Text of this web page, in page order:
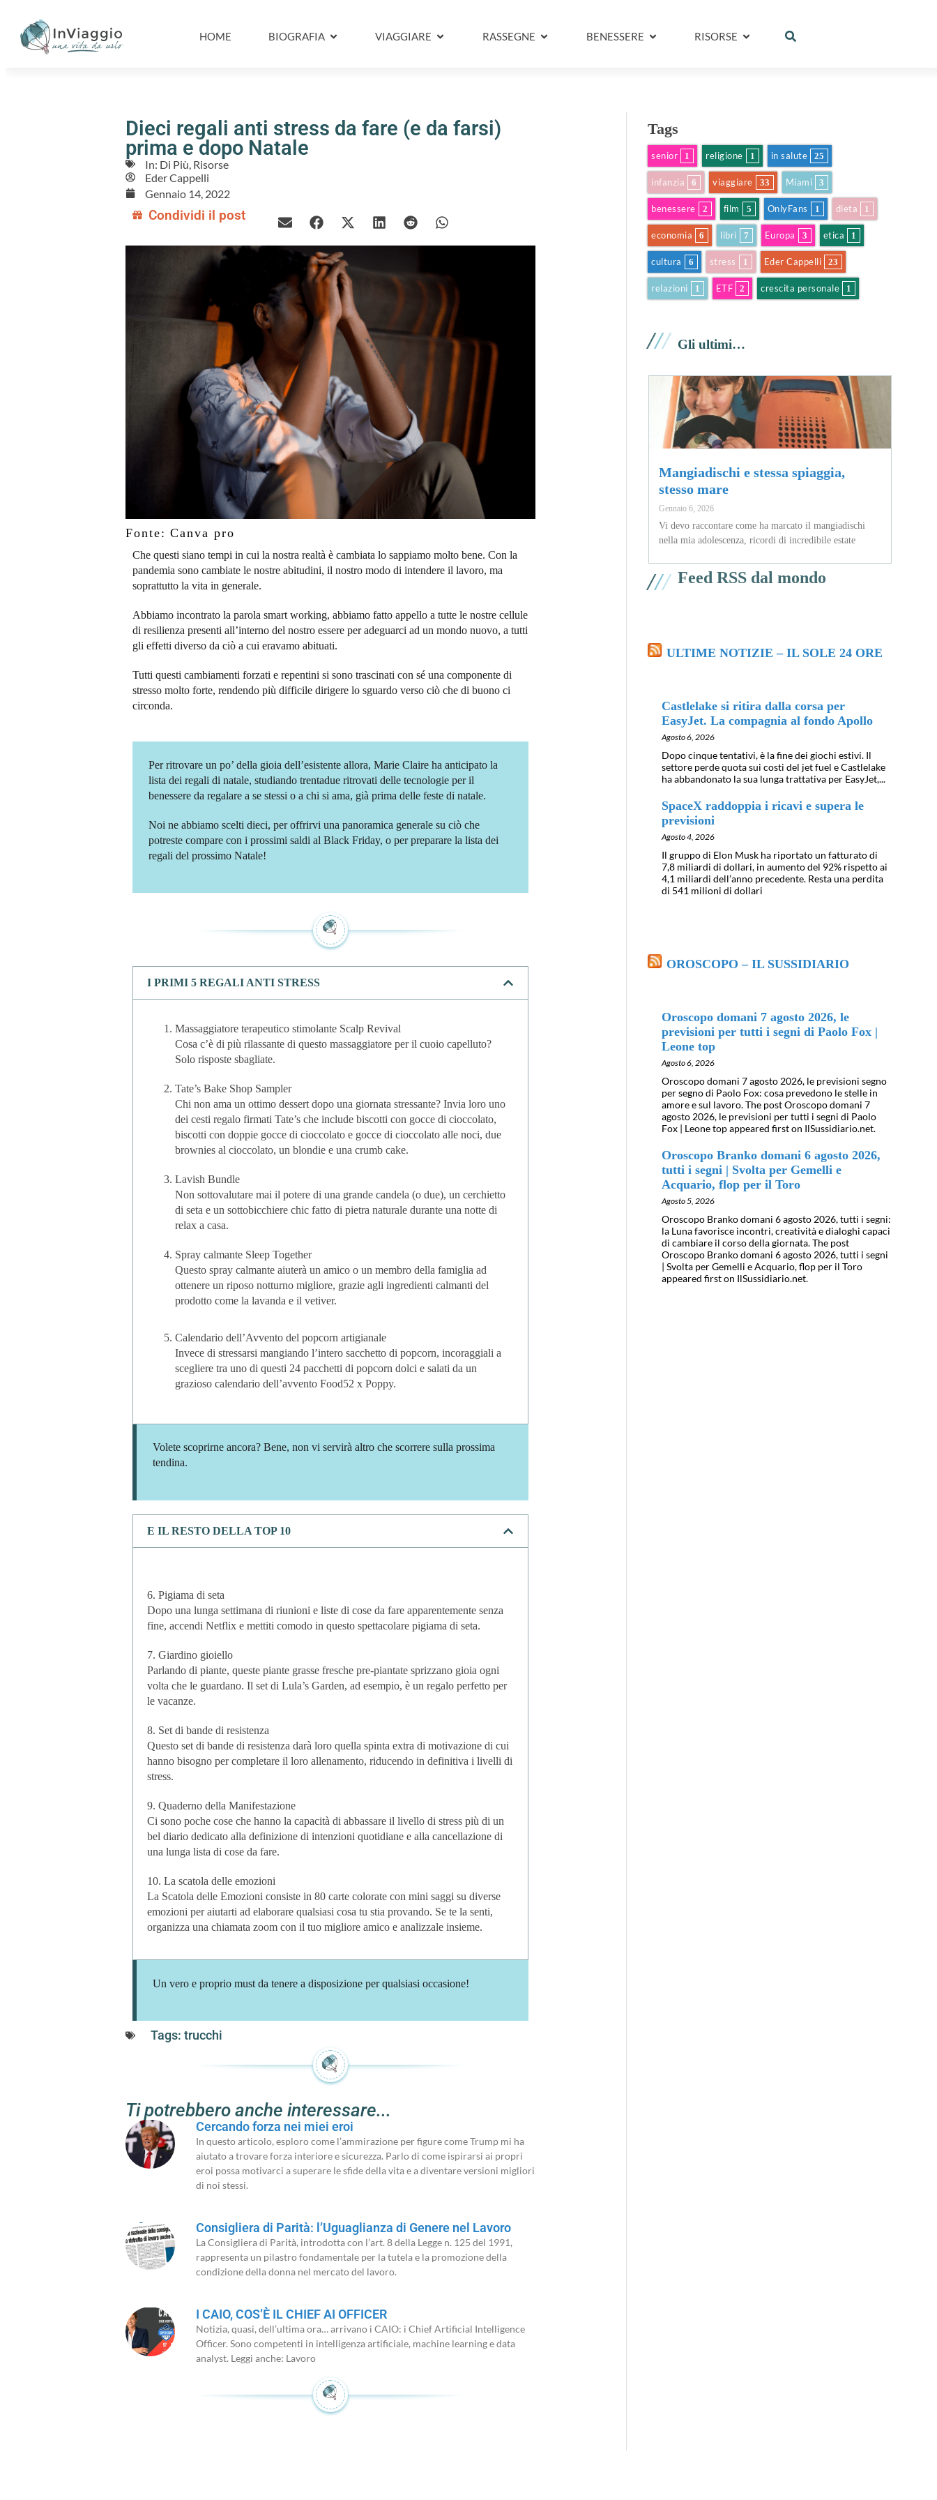
HOME BIOGRAFIA VIAGGIARE RASSEGNE BENESSERE RISORSE
Dieci regali anti stress da fare (e da farsi)
prima e dopo Natale
In: Di Più, Risorse
Eder Cappelli
Gennaio 14, 2022
Condividi il post
Fonte: Canva pro
Che questi siano tempi in cui la nostra realtà è cambiata lo sappiamo molto bene. Con la
pandemia sono cambiate le nostre abitudini, il nostro modo di intendere il lavoro, ma
soprattutto la vita in generale.
Abbiamo incontrato la parola smart working, abbiamo fatto appello a tutte le nostre cellule
di resilienza presenti all’interno del nostro essere per adeguarci ad un mondo nuovo, a tutti
gli effetti diverso da ciò a cui eravamo abituati.
Tutti questi cambiamenti forzati e repentini si sono trascinati con sé una componente di
stresso molto forte, rendendo più difficile dirigere lo sguardo verso ciò che di buono ci
circonda.
Per ritrovare un po’ della gioia dell’esistente allora, Marie Claire ha anticipato la
lista dei regali di natale, studiando trentadue ritrovati delle tecnologie per il
benessere da regalare a se stessi o a chi si ama, già prima delle feste di natale.
Noi ne abbiamo scelti dieci, per offrirvi una panoramica generale su ciò che
potreste compare con i prossimi saldi al Black Friday, o per preparare la lista dei
regali del prossimo Natale!
I PRIMI 5 REGALI ANTI STRESS
Massaggiatore terapeutico stimolante Scalp Revival
Cosa c’è di più rilassante di questo massaggiatore per il cuoio capelluto?
Solo risposte sbagliate.
Tate’s Bake Shop Sampler
Chi non ama un ottimo dessert dopo una giornata stressante? Invia loro uno
dei cesti regalo firmati Tate’s che include biscotti con gocce di cioccolato,
biscotti con doppie gocce di cioccolato e gocce di cioccolato alle noci, due
brownies al cioccolato, un blondie e una crumb cake.
Lavish Bundle
Non sottovalutare mai il potere di una grande candela (o due), un cerchietto
di seta e un sottobicchiere chic fatto di pietra naturale durante una notte di
relax a casa.
Spray calmante Sleep Together
Questo spray calmante aiuterà un amico o un membro della famiglia ad
ottenere un riposo notturno migliore, grazie agli ingredienti calmanti del
prodotto come la lavanda e il vetiver.
Calendario dell’Avvento del popcorn artigianale
Invece di stressarsi mangiando l’intero sacchetto di popcorn, incoraggiali a
scegliere tra uno di questi 24 pacchetti di popcorn dolci e salati da un
grazioso calendario dell’avvento Food52 x Poppy.
Volete scoprirne ancora? Bene, non vi servirà altro che scorrere sulla prossima
tendina.
E IL RESTO DELLA TOP 10
6. Pigiama di seta
Dopo una lunga settimana di riunioni e liste di cose da fare apparentemente senza
fine, accendi Netflix e mettiti comodo in questo spettacolare pigiama di seta.
7. Giardino gioiello
Parlando di piante, queste piante grasse fresche pre-piantate sprizzano gioia ogni
volta che le guardano. Il set di Lula’s Garden, ad esempio, è un regalo perfetto per
le vacanze.
8. Set di bande di resistenza
Questo set di bande di resistenza darà loro quella spinta extra di motivazione di cui
hanno bisogno per completare il loro allenamento, riducendo in definitiva i livelli di
stress.
9. Quaderno della Manifestazione
Ci sono poche cose che hanno la capacità di abbassare il livello di stress più di un
bel diario dedicato alla definizione di intenzioni quotidiane e alla cancellazione di
una lunga lista di cose da fare.
10. La scatola delle emozioni
La Scatola delle Emozioni consiste in 80 carte colorate con mini saggi su diverse
emozioni per aiutarti ad elaborare qualsiasi cosa tu stia provando. Se te la senti,
organizza una chiamata zoom con il tuo migliore amico e analizzale insieme.
Un vero e proprio must da tenere a disposizione per qualsiasi occasione!
Tags: trucchi
Ti potrebbero anche interessare...
Cercando forza nei miei eroi
In questo articolo, esploro come l’ammirazione per figure come Trump mi ha
aiutato a trovare forza interiore e sicurezza. Parlo di come ispirarsi ai propri
eroi possa motivarci a superare le sfide della vita e a diventare versioni migliori
di noi stessi.
Consigliera di Parità: l’Uguaglianza di Genere nel Lavoro
La Consigliera di Parità, introdotta con l’art. 8 della Legge n. 125 del 1991,
rappresenta un pilastro fondamentale per la tutela e la promozione della
condizione della donna nel mercato del lavoro.
I CAIO, COS’È IL CHIEF AI OFFICER
Notizia, quasi, dell’ultima ora… arrivano i CAIO: i Chief Artificial Intelligence
Officer. Sono competenti in intelligenza artificiale, machine learning e data
analyst. Leggi anche: Lavoro
Tags
senior 1 religione 1 in salute 25
infanzia 6 viaggiare 33 Miami 3
benessere 2 film 5 OnlyFans 1 dieta 1
economia 6 libri 7 Europa 3 etica 1
cultura 6 stress 1 Eder Cappelli 23
relazioni 1 ETF 2 crescita personale 1
/// Gli ultimi…
Mangiadischi e stessa spiaggia,
stesso mare
Gennaio 6, 2026
Vi devo raccontare come ha marcato il mangiadischi
nella mia adolescenza, ricordi di incredibile estate
/// Feed RSS dal mondo
ULTIME NOTIZIE – IL SOLE 24 ORE
Castlelake si ritira dalla corsa per
EasyJet. La compagnia al fondo Apollo
Agosto 6, 2026
Dopo cinque tentativi, è la fine dei giochi estivi. Il
settore perde quota sui costi del jet fuel e Castlelake
ha abbandonato la sua lunga trattativa per EasyJet,...
SpaceX raddoppia i ricavi e supera le
previsioni
Agosto 4, 2026
Il gruppo di Elon Musk ha riportato un fatturato di
7,8 miliardi di dollari, in aumento del 92% rispetto ai
4,1 miliardi dell’anno precedente. Resta una perdita
di 541 milioni di dollari
OROSCOPO – IL SUSSIDIARIO
Oroscopo domani 7 agosto 2026, le
previsioni per tutti i segni di Paolo Fox |
Leone top
Agosto 6, 2026
Oroscopo domani 7 agosto 2026, le previsioni segno
per segno di Paolo Fox: cosa prevedono le stelle in
amore e sul lavoro. The post Oroscopo domani 7
agosto 2026, le previsioni per tutti i segni di Paolo
Fox | Leone top appeared first on IlSussidiario.net.
Oroscopo Branko domani 6 agosto 2026,
tutti i segni | Svolta per Gemelli e
Acquario, flop per il Toro
Agosto 5, 2026
Oroscopo Branko domani 6 agosto 2026, tutti i segni:
la Luna favorisce incontri, creatività e dialoghi capaci
di cambiare il corso della giornata. The post
Oroscopo Branko domani 6 agosto 2026, tutti i segni
| Svolta per Gemelli e Acquario, flop per il Toro
appeared first on IlSussidiario.net.